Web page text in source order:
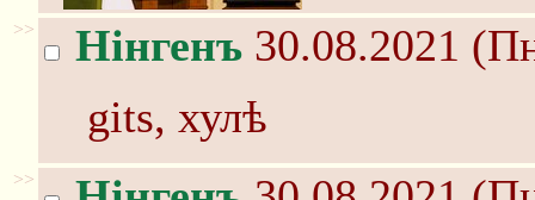
>> Нінгенъ 30.08.2021
gits, хулѣ
>>